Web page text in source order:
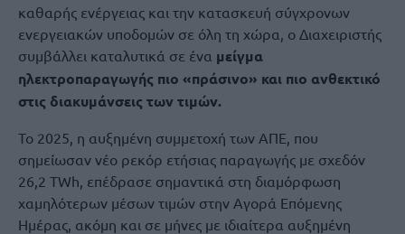
καθαρής ενέργειας και την κατασκευή σύγχρονων
ενεργειακών υποδομών σε όλη τη χώρα, ο Διαχειριστής
συμβάλλει καταλυτικά σε ένα μείγμα
ηλεκτροπαραγωγής πιο «πράσινο» και πιο ανθεκτικό
στις διακυμάνσεις των τιμών.
Το 2025, η αυξημένη συμμετοχή των ΑΠΕ, που
σημείωσαν νέο ρεκόρ ετήσιας παραγωγής με σχεδόν
26,2 TWh, επέδρασε σημαντικά στη διαμόρφωση
χαμηλότερων μέσων τιμών στην Αγορά Επόμενης
Ημέρας, ακόμη και σε μήνες με ιδιαίτερα αυξημένη